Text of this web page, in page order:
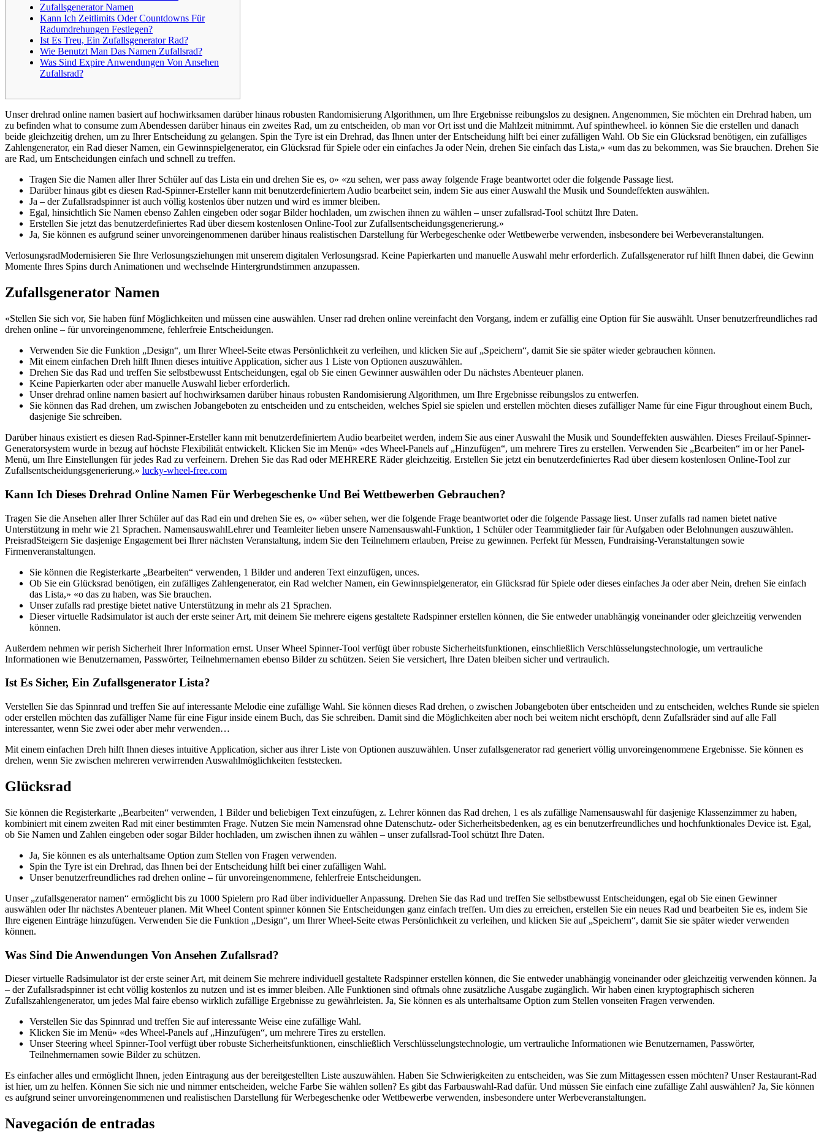
Zufallsgenerator Namen
Kann Ich Zeitlimits Oder Countdowns Für
Radumdrehungen Festlegen?
Ist Es Treu, Ein Zufallsgenerator Rad?
Wie Benutzt Man Das Namen Zufallsrad?
Was Sind Expire Anwendungen Von Ansehen
Zufallsrad?
Unser drehrad online namen basiert auf hochwirksamen darüber hinaus robusten Randomisierung Algorithmen, um Ihre Ergebnisse reibungslos zu designen. Angenommen, Sie möchten ein Drehrad haben, um
zu befinden what to consume zum Abendessen darüber hinaus ein zweites Rad, um zu entscheiden, ob man vor Ort isst und die Mahlzeit mitnimmt. Auf spinthewheel. io können Sie die erstellen und danach
beide gleichzeitig drehen, um zu Ihrer Entscheidung zu gelangen. Spin the Tyre ist ein Drehrad, das Ihnen unter der Entscheidung hilft bei einer zufälligen Wahl. Ob Sie ein Glücksrad benötigen, ein zufälliges
Zahlengenerator, ein Rad dieser Namen, ein Gewinnspielgenerator, ein Glücksrad für Spiele oder ein einfaches Ja oder Nein, drehen Sie einfach das Lista,» «um das zu bekommen, was Sie brauchen. Drehen Sie
are Rad, um Entscheidungen einfach und schnell zu treffen.
Tragen Sie die Namen aller Ihrer Schüler auf das Lista ein und drehen Sie es, o» «zu sehen, wer pass away folgende Frage beantwortet oder die folgende Passage liest.
Darüber hinaus gibt es diesen Rad-Spinner-Ersteller kann mit benutzerdefiniertem Audio bearbeitet sein, indem Sie aus einer Auswahl the Musik und Soundeffekten auswählen.
Ja – der Zufallsradspinner ist auch völlig kostenlos über nutzen und wird es immer bleiben.
Egal, hinsichtlich Sie Namen ebenso Zahlen eingeben oder sogar Bilder hochladen, um zwischen ihnen zu wählen – unser zufallsrad-Tool schützt Ihre Daten.
Erstellen Sie jetzt das benutzerdefiniertes Rad über diesem kostenlosen Online-Tool zur Zufallsentscheidungsgenerierung.»
Ja, Sie können es aufgrund seiner unvoreingenommenen darüber hinaus realistischen Darstellung für Werbegeschenke oder Wettbewerbe verwenden, insbesondere bei Werbeveranstaltungen.
VerlosungsradModernisieren Sie Ihre Verlosungsziehungen mit unserem digitalen Verlosungsrad. Keine Papierkarten und manuelle Auswahl mehr erforderlich. Zufallsgenerator ruf hilft Ihnen dabei, die Gewinn
Momente Ihres Spins durch Animationen und wechselnde Hintergrundstimmen anzupassen.
Zufallsgenerator Namen
«Stellen Sie sich vor, Sie haben fünf Möglichkeiten und müssen eine auswählen. Unser rad drehen online vereinfacht den Vorgang, indem er zufällig eine Option für Sie auswählt. Unser benutzerfreundliches rad
drehen online – für unvoreingenommene, fehlerfreie Entscheidungen.
Verwenden Sie die Funktion „Design“, um Ihrer Wheel-Seite etwas Persönlichkeit zu verleihen, und klicken Sie auf „Speichern“, damit Sie sie später wieder gebrauchen können.
Mit einem einfachen Dreh hilft Ihnen dieses intuitive Application, sicher aus 1 Liste von Optionen auszuwählen.
Drehen Sie das Rad und treffen Sie selbstbewusst Entscheidungen, egal ob Sie einen Gewinner auswählen oder Du nächstes Abenteuer planen.
Keine Papierkarten oder aber manuelle Auswahl lieber erforderlich.
Unser drehrad online namen basiert auf hochwirksamen darüber hinaus robusten Randomisierung Algorithmen, um Ihre Ergebnisse reibungslos zu entwerfen.
Sie können das Rad drehen, um zwischen Jobangeboten zu entscheiden und zu entscheiden, welches Spiel sie spielen und erstellen möchten dieses zufälliger Name für eine Figur throughout einem Buch,
dasjenige Sie schreiben.
Darüber hinaus existiert es diesen Rad-Spinner-Ersteller kann mit benutzerdefiniertem Audio bearbeitet werden, indem Sie aus einer Auswahl the Musik und Soundeffekten auswählen. Dieses Freilauf-Spinner-
Generatorsystem wurde in bezug auf höchste Flexibilität entwickelt. Klicken Sie im Menü» «des Wheel-Panels auf „Hinzufügen“, um mehrere Tires zu erstellen. Verwenden Sie „Bearbeiten“ im or her Panel-
Menü, um Ihre Einstellungen für jedes Rad zu verfeinern. Drehen Sie das Rad oder MEHRERE Räder gleichzeitig. Erstellen Sie jetzt ein benutzerdefiniertes Rad über diesem kostenlosen Online-Tool zur
Zufallsentscheidungsgenerierung.» lucky-wheel-free.com
Kann Ich Dieses Drehrad Online Namen Für Werbegeschenke Und Bei Wettbewerben Gebrauchen?
Tragen Sie die Ansehen aller Ihrer Schüler auf das Rad ein und drehen Sie es, o» «über sehen, wer die folgende Frage beantwortet oder die folgende Passage liest. Unser zufalls rad namen bietet native
Unterstützung in mehr wie 21 Sprachen. NamensauswahlLehrer und Teamleiter lieben unsere Namensauswahl-Funktion, 1 Schüler oder Teammitglieder fair für Aufgaben oder Belohnungen auszuwählen.
PreisradSteigern Sie dasjenige Engagement bei Ihrer nächsten Veranstaltung, indem Sie den Teilnehmern erlauben, Preise zu gewinnen. Perfekt für Messen, Fundraising-Veranstaltungen sowie
Firmenveranstaltungen.
Sie können die Registerkarte „Bearbeiten“ verwenden, 1 Bilder und anderen Text einzufügen, unces.
Ob Sie ein Glücksrad benötigen, ein zufälliges Zahlengenerator, ein Rad welcher Namen, ein Gewinnspielgenerator, ein Glücksrad für Spiele oder dieses einfaches Ja oder aber Nein, drehen Sie einfach
das Lista,» «o das zu haben, was Sie brauchen.
Unser zufalls rad prestige bietet native Unterstützung in mehr als 21 Sprachen.
Dieser virtuelle Radsimulator ist auch der erste seiner Art, mit deinem Sie mehrere eigens gestaltete Radspinner erstellen können, die Sie entweder unabhängig voneinander oder gleichzeitig verwenden
können.
Außerdem nehmen wir perish Sicherheit Ihrer Information ernst. Unser Wheel Spinner-Tool verfügt über robuste Sicherheitsfunktionen, einschließlich Verschlüsselungstechnologie, um vertrauliche
Informationen wie Benutzernamen, Passwörter, Teilnehmernamen ebenso Bilder zu schützen. Seien Sie versichert, Ihre Daten bleiben sicher und vertraulich.
Ist Es Sicher, Ein Zufallsgenerator Lista?
Verstellen Sie das Spinnrad und treffen Sie auf interessante Melodie eine zufällige Wahl. Sie können dieses Rad drehen, o zwischen Jobangeboten über entscheiden und zu entscheiden, welches Runde sie spielen
oder erstellen möchten das zufälliger Name für eine Figur inside einem Buch, das Sie schreiben. Damit sind die Möglichkeiten aber noch bei weitem nicht erschöpft, denn Zufallsräder sind auf alle Fall
interessanter, wenn Sie zwei oder aber mehr verwenden…
Mit einem einfachen Dreh hilft Ihnen dieses intuitive Application, sicher aus ihrer Liste von Optionen auszuwählen. Unser zufallsgenerator rad generiert völlig unvoreingenommene Ergebnisse. Sie können es
drehen, wenn Sie zwischen mehreren verwirrenden Auswahlmöglichkeiten feststecken.
Glücksrad
Sie können die Registerkarte „Bearbeiten“ verwenden, 1 Bilder und beliebigen Text einzufügen, z. Lehrer können das Rad drehen, 1 es als zufällige Namensauswahl für dasjenige Klassenzimmer zu haben,
kombiniert mit einem zweiten Rad mit einer bestimmten Frage. Nutzen Sie mein Namensrad ohne Datenschutz- oder Sicherheitsbedenken, ag es ein benutzerfreundliches und hochfunktionales Device ist. Egal,
ob Sie Namen und Zahlen eingeben oder sogar Bilder hochladen, um zwischen ihnen zu wählen – unser zufallsrad-Tool schützt Ihre Daten.
Ja, Sie können es als unterhaltsame Option zum Stellen von Fragen verwenden.
Spin the Tyre ist ein Drehrad, das Ihnen bei der Entscheidung hilft bei einer zufälligen Wahl.
Unser benutzerfreundliches rad drehen online – für unvoreingenommene, fehlerfreie Entscheidungen.
Unser „zufallsgenerator namen“ ermöglicht bis zu 1000 Spielern pro Rad über individueller Anpassung. Drehen Sie das Rad und treffen Sie selbstbewusst Entscheidungen, egal ob Sie einen Gewinner
auswählen oder Ihr nächstes Abenteuer planen. Mit Wheel Content spinner können Sie Entscheidungen ganz einfach treffen. Um dies zu erreichen, erstellen Sie ein neues Rad und bearbeiten Sie es, indem Sie
Ihre eigenen Einträge hinzufügen. Verwenden Sie die Funktion „Design“, um Ihrer Wheel-Seite etwas Persönlichkeit zu verleihen, und klicken Sie auf „Speichern“, damit Sie sie später wieder verwenden
können.
Was Sind Die Anwendungen Von Ansehen Zufallsrad?
Dieser virtuelle Radsimulator ist der erste seiner Art, mit deinem Sie mehrere individuell gestaltete Radspinner erstellen können, die Sie entweder unabhängig voneinander oder gleichzeitig verwenden können. Ja
– der Zufallsradspinner ist echt völlig kostenlos zu nutzen und ist es immer bleiben. Alle Funktionen sind oftmals ohne zusätzliche Ausgabe zugänglich. Wir haben einen kryptographisch sicheren
Zufallszahlengenerator, um jedes Mal faire ebenso wirklich zufällige Ergebnisse zu gewährleisten. Ja, Sie können es als unterhaltsame Option zum Stellen vonseiten Fragen verwenden.
Verstellen Sie das Spinnrad und treffen Sie auf interessante Weise eine zufällige Wahl.
Klicken Sie im Menü» «des Wheel-Panels auf „Hinzufügen“, um mehrere Tires zu erstellen.
Unser Steering wheel Spinner-Tool verfügt über robuste Sicherheitsfunktionen, einschließlich Verschlüsselungstechnologie, um vertrauliche Informationen wie Benutzernamen, Passwörter,
Teilnehmernamen sowie Bilder zu schützen.
Es einfacher alles und ermöglicht Ihnen, jeden Eintragung aus der bereitgestellten Liste auszuwählen. Haben Sie Schwierigkeiten zu entscheiden, was Sie zum Mittagessen essen möchten? Unser Restaurant-Rad
ist hier, um zu helfen. Können Sie sich nie und nimmer entscheiden, welche Farbe Sie wählen sollen? Es gibt das Farbauswahl-Rad dafür. Und müssen Sie einfach eine zufällige Zahl auswählen? Ja, Sie können
es aufgrund seiner unvoreingenommenen und realistischen Darstellung für Werbegeschenke oder Wettbewerbe verwenden, insbesondere unter Werbeveranstaltungen.
Navegación de entradas